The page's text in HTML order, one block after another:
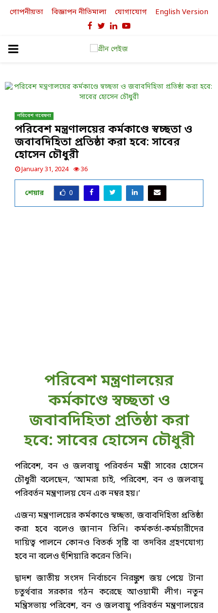
গোপনীয়তা বিজ্ঞাপন নীতিমালা যোগাযোগ English Version
Facebook
TwitterLinkedinYoutube
PRIMARY
পরিবেশ গবেষণা
পরিবেশ মন্ত্রণালয়ের কর্মকাণ্ডে স্বচ্ছতা ও
জবাবদিহিতা প্রতিষ্ঠা করা হবে: সাবের
হোসেন চৌধুরী
January 31, 2024 36
শেয়ার 0
পরিবেশ মন্ত্রণালয়ের
কর্মকাণ্ডে স্বচ্ছতা ও
জবাবদিহিতা প্রতিষ্ঠা করা
হবে: সাবের হোসেন চৌধুরী
পরিবেশ, বন ও জলবায়ু পরিবর্তন মন্ত্রী সাবের হোসেন
চৌধুরী বলেছেন, ‘আমরা চাই, পরিবেশ, বন ও জলবায়ু
পরিবর্তন মন্ত্রণালয় যেন এক নম্বর হয়।’
এজন্য মন্ত্রণালয়ের কর্মকাণ্ডে স্বচ্ছতা, জবাবদিহিতা প্রতিষ্ঠা
করা হবে বলেও জানান তিনি। কর্মকর্তা-কর্মচারীদের
দায়িত্ব পালনে কোনও বিতর্ক সৃষ্টি বা তদবির গ্রহণযোগ্য
হবে না বলেও হুঁশিয়ারি করেন তিনি।
দ্বাদশ জাতীয় সংসদ নির্বাচনে নিরঙ্কুশ জয় পেয়ে টানা
চতুর্থবার সরকার গঠন করেছে আওয়ামী লীগ। নতুন
মন্ত্রিসভায় পরিবেশ, বন ও জলবায়ু পরিবর্তন মন্ত্রণালয়ের